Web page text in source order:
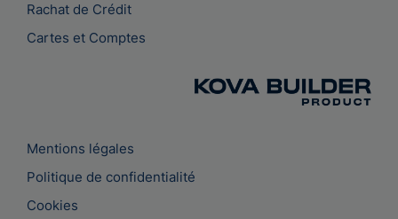
Rachat de Crédit
Cartes et Comptes
Mentions légales
Politique de confidentialité
Cookies